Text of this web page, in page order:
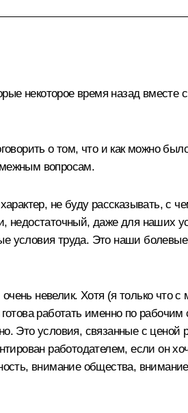
некоторое время назад вместе
о том, что и как можно
вопросам.
не буду рассказывать, с
даже для наших
труда. Это наши болевые
невелик. Хотя (я только что
работать именно по
Это условия, связанные с
работодателем, если он
внимание общества,